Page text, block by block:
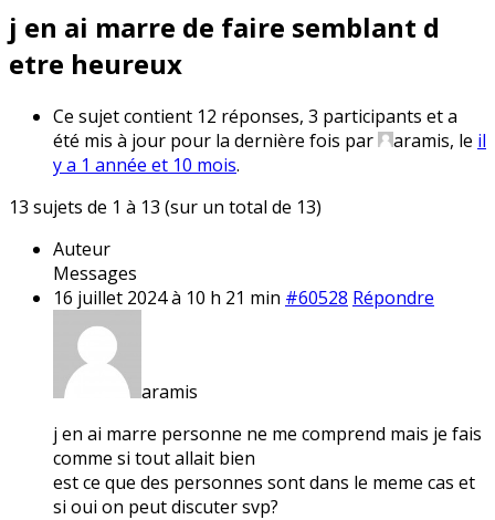
j en ai marre de faire semblant d
etre heureux
Ce sujet contient 12 réponses, 3 participants et a
été mis à jour pour la dernière fois par
aramis, le il
y a 1 année et 10 mois.
13 sujets de 1 à 13 (sur un total de 13)
Auteur
Messages
16 juillet 2024 à 10 h 21 min #60528 Répondre
aramis
j en ai marre personne ne me comprend mais je fais
comme si tout allait bien
est ce que des personnes sont dans le meme cas et
si oui on peut discuter svp?